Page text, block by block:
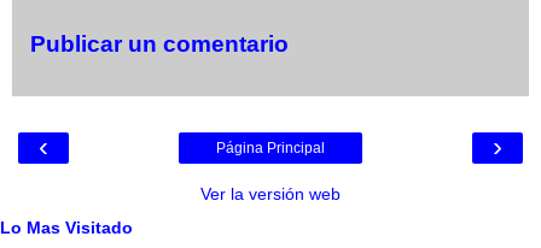
Publicar un comentario
‹ ›
Página Principal
Ver la versión web
Lo Mas Visitado